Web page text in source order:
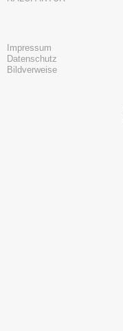
Impressum
Datenschutz
Bildverweise